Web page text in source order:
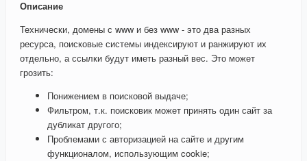
Описание
Технически, домены с www и без www - это два разных
ресурса, поисковые системы индексируют и ранжируют их
отдельно, а ссылки будут иметь разный вес. Это может
грозить:
Понижением в поисковой выдаче;
Фильтром, т.к. поисковик может принять один сайт за
дубликат другого;
Проблемами с авторизацией на сайте и другим
функционалом, использующим cookie;